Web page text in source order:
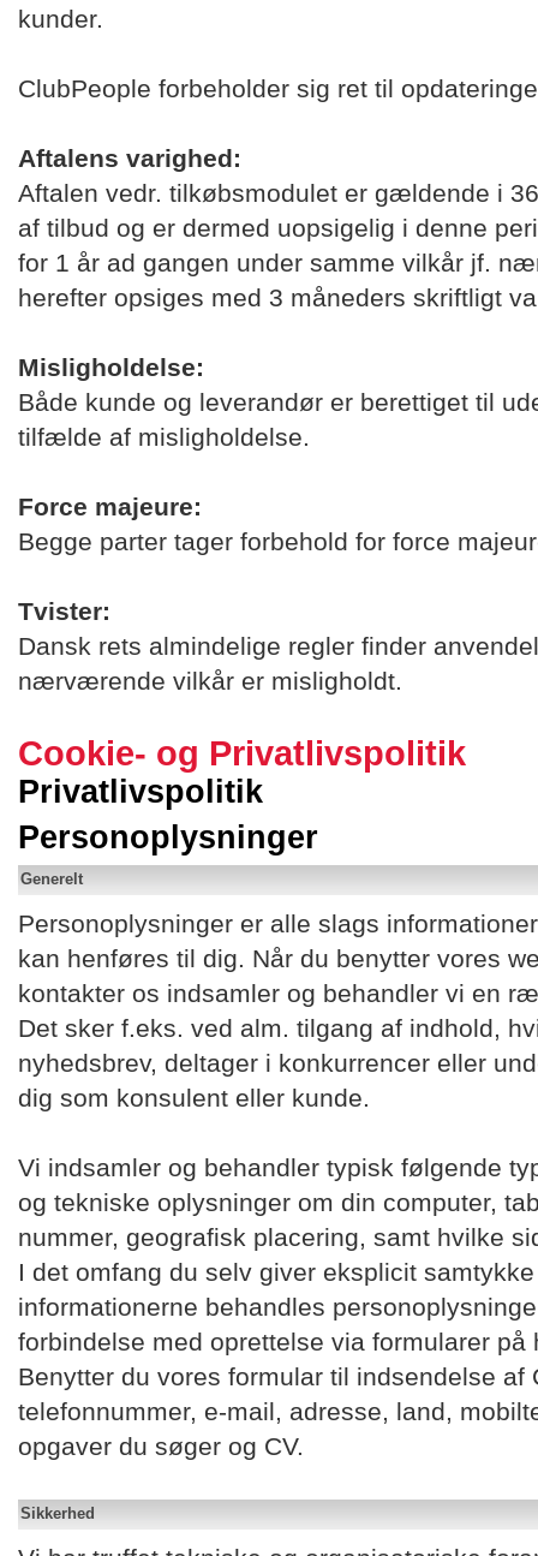
kunder.
ClubPeople forbeholder sig ret til
Aftalens varighed:
Aftalen vedr. tilkøbsmodulet er gældende i
af tilbud og er dermed uopsigelig i denne
for 1 år ad gangen under samme vilkår jf.
herefter opsiges med 3 måneders skriftligt
Misligholdelse:
Både kunde og leverandør er berettiget til
tilfælde af misligholdelse.
Force majeure:
Begge parter tager forbehold for force
Tvister:
Dansk rets almindelige regler finder
nærværende vilkår er misligholdt.
Cookie- og Privatlivspolitik
Privatlivspolitik
Personoplysninger
Generelt
Personoplysninger er alle slags
kan henføres til dig. Når du benytter vores
kontakter os indsamler og behandler vi en
Det sker f.eks. ved alm. tilgang af indhold,
nyhedsbrev, deltager i konkurrencer eller
dig som konsulent eller kunde.
Vi indsamler og behandler typisk følgende
og tekniske oplysninger om din computer,
nummer, geografisk placering, samt hvilke
I det omfang du selv giver eksplicit
informationerne behandles
forbindelse med oprettelse via formularer
Benytter du vores formular til indsendelse af
telefonnummer, e-mail, adresse, land,
opgaver du søger og CV.
Sikkerhed